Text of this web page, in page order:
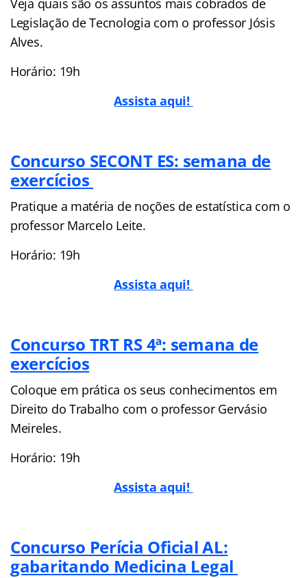
Veja quais são os assuntos mais cobrados de
Legislação de Tecnologia com o professor Jósis
Alves.
Horário: 19h
Assista aqui!
Concurso SECONT ES: semana de
exercícios
Pratique a matéria de noções de estatística com o
professor Marcelo Leite.
Horário: 19h
Assista aqui!
Concurso TRT RS 4ª: semana de
exercícios
Coloque em prática os seus conhecimentos em
Direito do Trabalho com o professor Gervásio
Meireles.
Horário: 19h
Assista aqui!
Concurso Perícia Oficial AL:
gabaritando Medicina Legal